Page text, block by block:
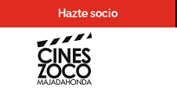
Hazte socio